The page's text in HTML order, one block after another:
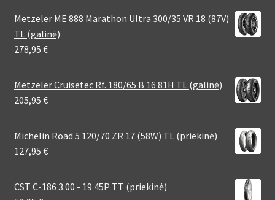
Metzeler ME 888 Marathon Ultra 300/35 VR 18 (87V)
TL (galinė)
278,95 €
Metzeler Cruisetec Rf. 180/65 B 16 81H TL (galinė)
205,95 €
Michelin Road 5 120/70 ZR 17 (58W) TL (priekinė)
127,95 €
CST C-186 3.00 - 19 45P TT (priekinė)